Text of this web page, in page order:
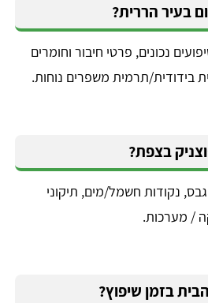
בעיר הררית?
נכונים, פרטי חיבור וחומרים
בידודית/תרמית משפרים נוחות.
בצפת?
נקודות חשמל/מים, תיקוני
/ מערכות.
בזמן שיפוץ?